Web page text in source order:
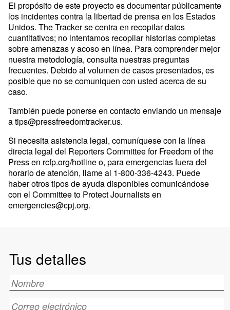
El propósito de este proyecto es documentar públicamente
los incidentes contra la libertad de prensa en los Estados
Unidos. The Tracker se centra en recopilar datos
cuantitativos; no intentamos recopilar historias completas
sobre amenazas y acoso en línea. Para comprender mejor
nuestra metodología, consulta nuestras preguntas
frecuentes. Debido al volumen de casos presentados, es
posible que no se comuniquen con usted acerca de su
caso.
También puede ponerse en contacto enviando un mensaje
atips@pressfreedomtracker.us.
Si necesita asistencia legal, comuníquese con la línea
directa legal del Reporters Committee for Freedom of the
Press en rcfp.org/hotline o, para emergencias fuera del
horario de atención, llame al 1-800-336-4243. Puede
haber otros tipos de ayuda disponibles comunicándose
con el Committee to Protect Journalists en
emergencies@cpj.org.
Tus detalles
Name
Email